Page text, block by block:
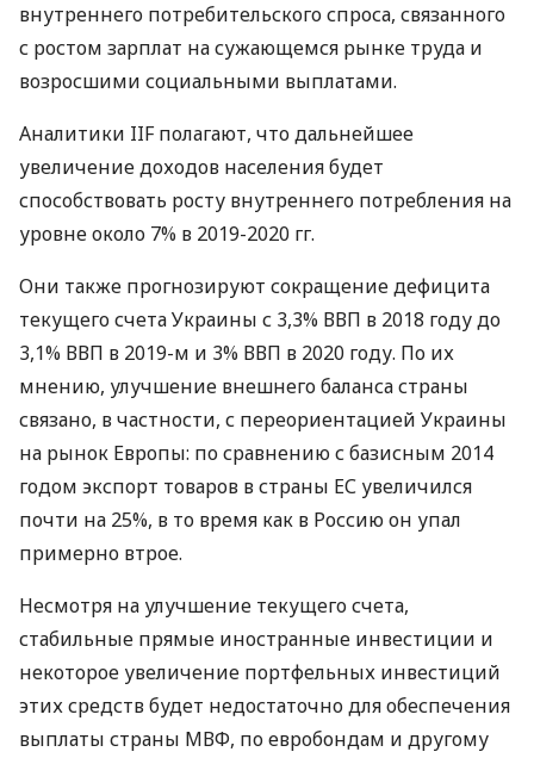
внутреннего потребительского спроса, связанного
с ростом зарплат на сужающемся рынке труда и
возросшими социальными выплатами.
Аналитики IIF полагают, что дальнейшее
увеличение доходов населения будет
способствовать росту внутреннего потребления на
уровне около 7% в 2019-2020 гг.
Они также прогнозируют сокращение дефицита
текущего счета Украины с 3,3% ВВП в 2018 году до
3,1% ВВП в 2019-м и 3% ВВП в 2020 году. По их
мнению, улучшение внешнего баланса страны
связано, в частности, с переориентацией Украины
на рынок Европы: по сравнению с базисным 2014
годом экспорт товаров в страны ЕС увеличился
почти на 25%, в то время как в Россию он упал
примерно втрое.
Несмотря на улучшение текущего счета,
стабильные прямые иностранные инвестиции и
некоторое увеличение портфельных инвестиций
этих средств будет недостаточно для обеспечения
выплаты страны МВФ, по евробондам и другому